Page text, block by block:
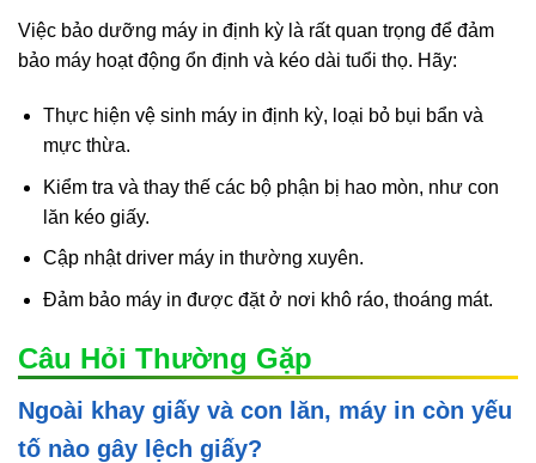
Việc bảo dưỡng máy in định kỳ là rất quan trọng để đảm
bảo máy hoạt động ổn định và kéo dài tuổi thọ. Hãy:
Thực hiện vệ sinh máy in định kỳ, loại bỏ bụi bẩn và
mực thừa.
Kiểm tra và thay thế các bộ phận bị hao mòn, như con
lăn kéo giấy.
Cập nhật driver máy in thường xuyên.
Đảm bảo máy in được đặt ở nơi khô ráo, thoáng mát.
Câu Hỏi Thường Gặp
Ngoài khay giấy và con lăn, máy in còn yếu
tố nào gây lệch giấy?